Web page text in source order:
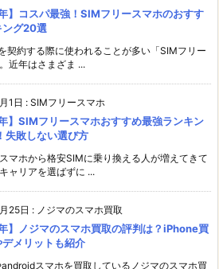
】コスパ最強！SIMフリースマホのおすす
ング20選
契約する際に使われることが多い「SIMフリー
近年はさまざま ...
1日 : SIMフリースマホ
】SIMフリースマホおすすめ最強ランキン
失敗しない選び方
マホから格安SIMに乗り換える人が増えてきて
ャリアを選ばずに ...
25日 : ノジマのスマホ買取
】ノジマのスマホ買取の評判は？iPhone買
メリットも紹介
スマホを買取しているノジマのスマホ買